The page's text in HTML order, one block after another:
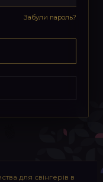
Забули пароль?
для свінгерів в